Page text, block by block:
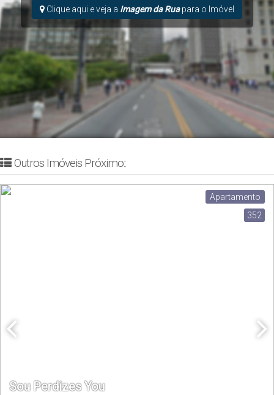
Clique aqui e veja a Imagem da Ruapara o Imóvel
Outros Imóveis Próximo::
Apartamento
352
Sou Perdizes You